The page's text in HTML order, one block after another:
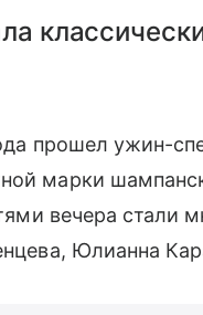
прошел ужин-
марки
вечера стали
Юлианна